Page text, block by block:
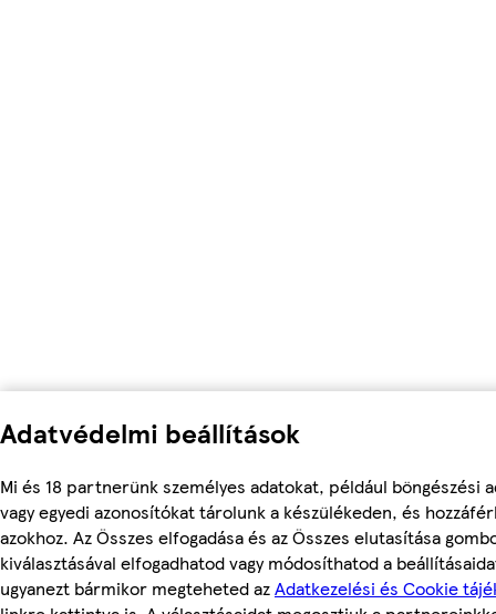
Adatvédelmi beállítások
Mi és 18 partnerünk személyes adatokat, például böngészési
vagy egyedi azonosítókat tárolunk a készülékeden, és
azokhoz. Az Összes elfogadása és az Összes elutasítása
kiválasztásával elfogadhatod vagy módosíthatod a
ugyanezt bármikor megteheted azAdatkezelési és Cookie